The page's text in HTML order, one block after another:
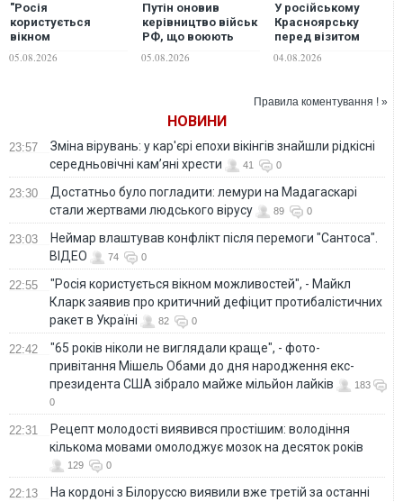
"Росія
користується
вікном
можливостей", -
Майкл Кларк
05.08.2026
Путін оновив
керівництво військ
РФ, що воюють
проти України
05.08.2026
У російському
Красноярську
перед візитом
Путіна різко впали
ціни на бензин
04.08.2026
Правила коментування ! »
НОВИНИ
23:57
Зміна вірувань: у кар'єрі епохи вікінгів знайшли рідкісні
середньовічні кам’яні хрести
41 0
23:30
Достатньо було погладити: лемури на Мадагаскарі
стали жертвами людського вірусу
89 0
23:03
Неймар влаштував конфлікт після перемоги "Сантоса".
ВІДЕО
74 0
22:55
"Росія користується вікном можливостей", - Майкл
Кларк заявив про критичний дефіцит протибалістичних
ракет в Україні
82 0
22:42
"65 років ніколи не виглядали краще", - фото-
привітання Мішель Обами до дня народження екс-
президента США зібрало майже мільйон лайків
183
0
22:31
Рецепт молодості виявився простішим: володіння
кількома мовами омолоджує мозок на десяток років
129 0
22:13
На кордоні з Білоруссю виявили вже третій за останні